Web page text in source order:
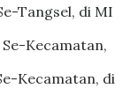
Tangsel, di MI
Kecamatan,
Kecamatan, di